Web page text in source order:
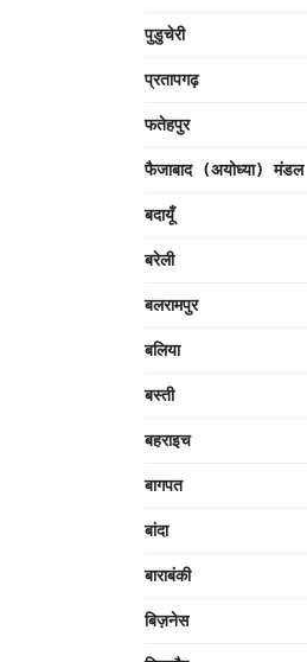
पुडुचेरी
प्रतापगढ़
फतेहपुर
फैजाबाद (अयोध्या) मंडल
बदायूँ
बरेली
बलरामपुर
बलिया
बस्ती
बहराइच
बागपत
बांदा
बाराबंकी
बिज़नेस